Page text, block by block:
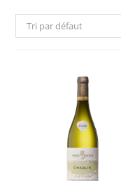
Tri par défaut